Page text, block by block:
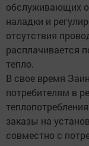
обслуживающих
наладки и
отсутствия
расплачивается
тепло.
В свое время
потребителям в
заказы на
совместно с